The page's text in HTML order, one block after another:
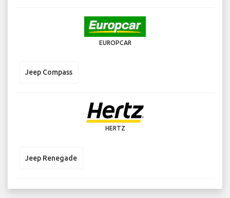
EUROPCAR
Jeep Compass
HERTZ
Jeep Renegade